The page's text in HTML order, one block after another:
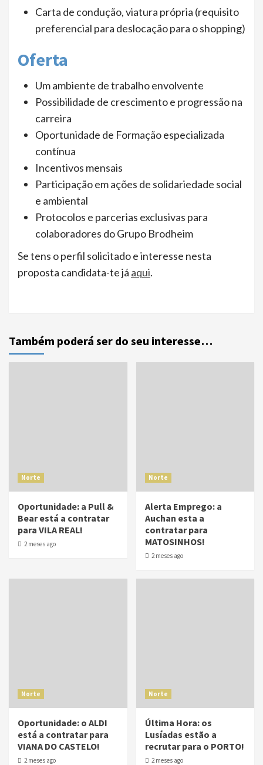
Carta de condução, viatura própria (requisito
preferencial para deslocação para o shopping)
Oferta
Um ambiente de trabalho envolvente
Possibilidade de crescimento e progressão na
carreira
Oportunidade de Formação especializada
contínua
Incentivos mensais
Participação em ações de solidariedade social
e ambiental
Protocolos e parcerias exclusivas para
colaboradores do Grupo Brodheim
Se tens o perfil solicitado e interesse nesta
proposta candidata-te já aqui.
Também poderá ser do seu interesse…
Norte
Oportunidade: a Pull &
Bear está a contratar
para VILA REAL!
2 meses ago
Norte
Alerta Emprego: a
Auchan esta a
contratar para
MATOSINHOS!
2 meses ago
Norte
Oportunidade: o ALDI
está a contratar para
VIANA DO CASTELO!
2 meses ago
Norte
Última Hora: os
Lusíadas estão a
recrutar para o PORTO!
2 meses ago